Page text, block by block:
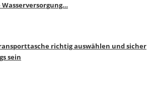
richtig auswählen und sicher
sein